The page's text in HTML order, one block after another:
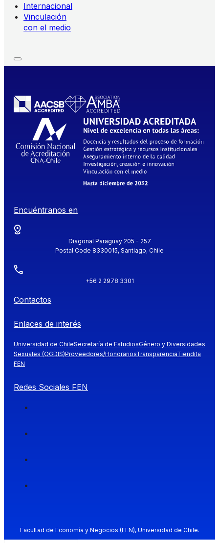
Internacional
Vinculación
con el medio
Encuéntranos en
Diagonal Paraguay 205 - 257
Postal Code 8330015, Santiago, Chile
+56 2 2978 3301
Contactos
Enlaces de interés
Universidad de ChileSecretaría de EstudiosGénero y Diversidades
Sexuales (OGDIS)Proveedores/HonorariosTransparenciaTiendita
FEN
Redes Sociales FEN
Facultad de Economía y Negocios (FEN), Universidad de Chile.